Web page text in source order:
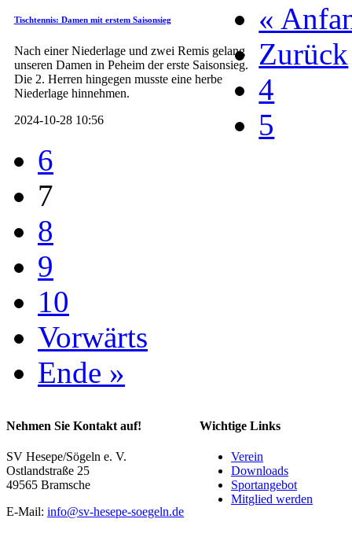
Tischtennis: Damen mit erstem Saisonsieg
Nach einer Niederlage und zwei Remis gelang
unseren Damen in Peheim der erste Saisonsieg.
Die 2. Herren hingegen musste eine herbe
Niederlage hinnehmen.
2024-10-28 10:56
«
Zurück
4
5
6
7
8
9
10
Vorwärts
Ende »
Nehmen Sie Kontakt auf!
SV Hesepe/Sögeln e. V.
Ostlandstraße 25
49565 Bramsche
E-Mail:info@sv-hesepe-soegeln.de
Wichtige Links
Verein
Downloads
Sportangebot
Mitglied werden